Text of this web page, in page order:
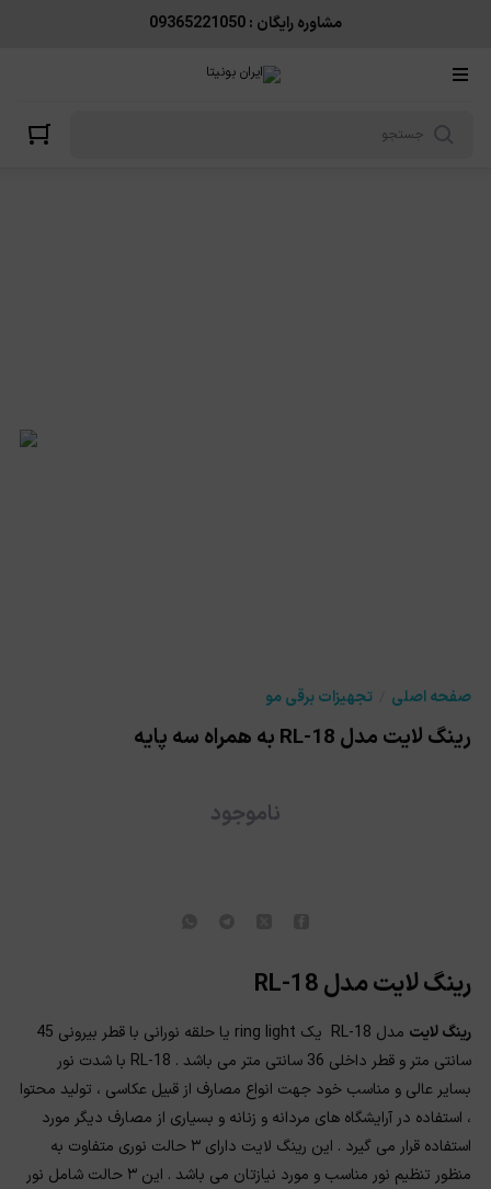
مشاوره رایگان : 09365221050
صفحه اصلی تجهیزات برقی مو
رینگ لایت مدل RL-18 به همراه سه پایه
ناموجود
رینگ لایت مدل RL-18
رینگ لایت
مدل RL-18 یک ring light یا حلقه نورانی با قطر بیرونی 45
سانتی متر و قطر داخلی 36 سانتی متر می باشد . RL-18 با شدت نور
بسایر عالی و مناسب خود جهت انواع مصارف از قبیل عکاسی ، تولید محتوا
، استفاده در آرایشگاه های مردانه و زنانه و بسیاری از مصارف دیگر مورد
استفاده قرار می گیرد . این رینگ لایت دارای ۳ حالت نوری متفاوت به
منظور تنظیم نور مناسب و مورد نیازتان می باشد . این ۳ حالت شامل نور